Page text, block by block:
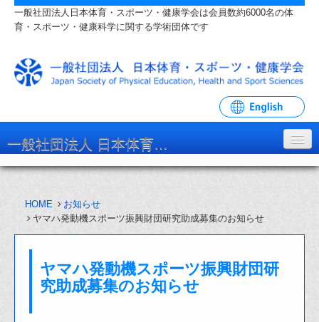
一般社団法人日本体育・スポーツ・健康学会は会員数約6000名の体
育・スポーツ・健康科学に関する学術団体です
一般社団法人 日本体育・スポーツ・健康学会
入会・各種手続
学会大会・研究会
リンク・関連団体
お問い合わせ
HOME
お知らせ
ヤマハ発動機スポーツ振興財団研究助成募集のお知らせ
ヤマハ発動機スポーツ振興財団研
究助成募集のお知らせ